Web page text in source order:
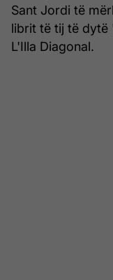
Sant Jordi të
librit të tij të dytë
L'Illa Diagonal.